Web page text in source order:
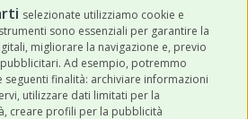
selezionate utilizziamo cookie e
sono essenziali per garantire la
migliorare la navigazione e, previo
Ad esempio, potremmo
finalità: archiviare informazioni
utilizzare dati limitati per la
creare profili per la pubblicità
newsletter,
offerte promozionali da
tramite email.*